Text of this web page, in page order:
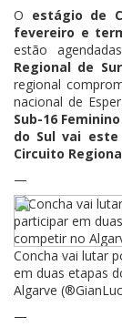
O estágio de
fevereiro e
estão agendadas
Regional de
regional
nacional de
Sub-16
do Sul vai
Circuito
—
Concha vai lutar
em duas etapas
Algarve
—